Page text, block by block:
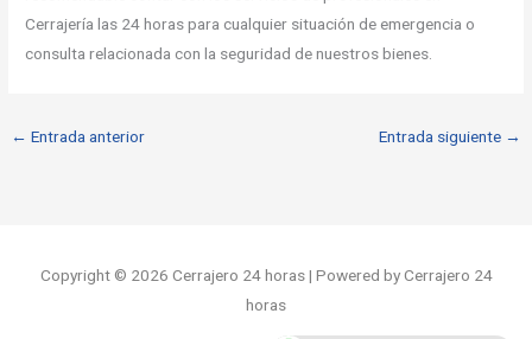
Cerrajería las 24 horas para cualquier situación de emergencia o
consulta relacionada con la seguridad de nuestros bienes.
← Entrada anterior Entrada siguiente →
Copyright © 2026 Cerrajero 24 horas | Powered by Cerrajero 24
horas